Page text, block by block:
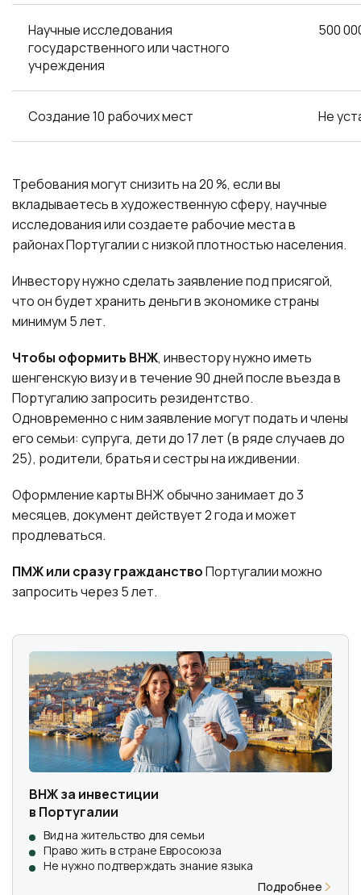
Научные исследования
государственного или частного
учреждения
500
Создание 10 рабочих мест Не
Требования могут снизить на 20 %, если вы
вкладываетесь в художественную сферу, научные
исследования или создаете рабочие места в
районах Португалии с низкой плотностью населения.
Инвестору нужно сделать заявление под присягой,
что он будет хранить деньги в экономике страны
минимум 5 лет.
Чтобы оформить ВНЖ, инвестору нужно иметь
шенгенскую визу и в течение 90 дней после въезда в
Португалию запросить резидентство.
Одновременно с ним заявление могут подать и члены
его семьи: супруга, дети до 17 лет (в ряде случаев до
25), родители, братья и сестры на иждивении.
Оформление карты ВНЖ обычно занимает до 3
месяцев, документ действует 2 года и может
продлеваться.
ПМЖ или сразу гражданствоПортугалии можно
запросить через 5 лет.
ВНЖ за инвестиции
в Португалии
Вид на жительство для семьи
Право жить в стране Евросоюза
Не нужно подтверждать знание языка
Подробнее